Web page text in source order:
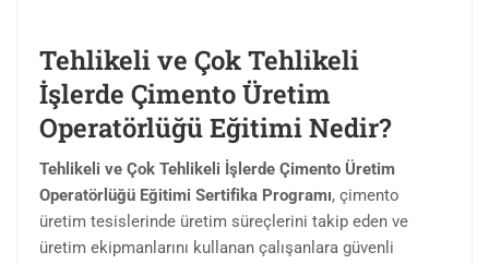
Tehlikeli ve Çok Tehlikeli
İşlerde Çimento Üretim
Operatörlüğü Eğitimi Nedir?
Tehlikeli ve Çok Tehlikeli İşlerde Çimento Üretim
Operatörlüğü Eğitimi Sertifika Programı, çimento
üretim tesislerinde üretim süreçlerini takip eden ve
üretim ekipmanlarını kullanan çalışanlara güvenli